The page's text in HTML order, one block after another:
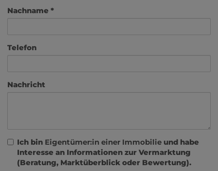
Nachname
Telefon
Nachricht
Ich bin Eigentümer:in einer Immobilie und habe
Interesse an Informationen zur Vermarktung
(Beratung, Marktüberblick oder Bewertung).